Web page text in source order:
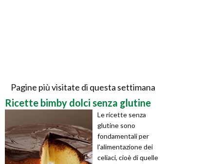
Pagine più visitate di questa settimana
Ricette bimby dolci senza glutine
Le ricette senza
glutine sono
fondamentali per
l'alimentazione dei
celiaci, cioè di quelle